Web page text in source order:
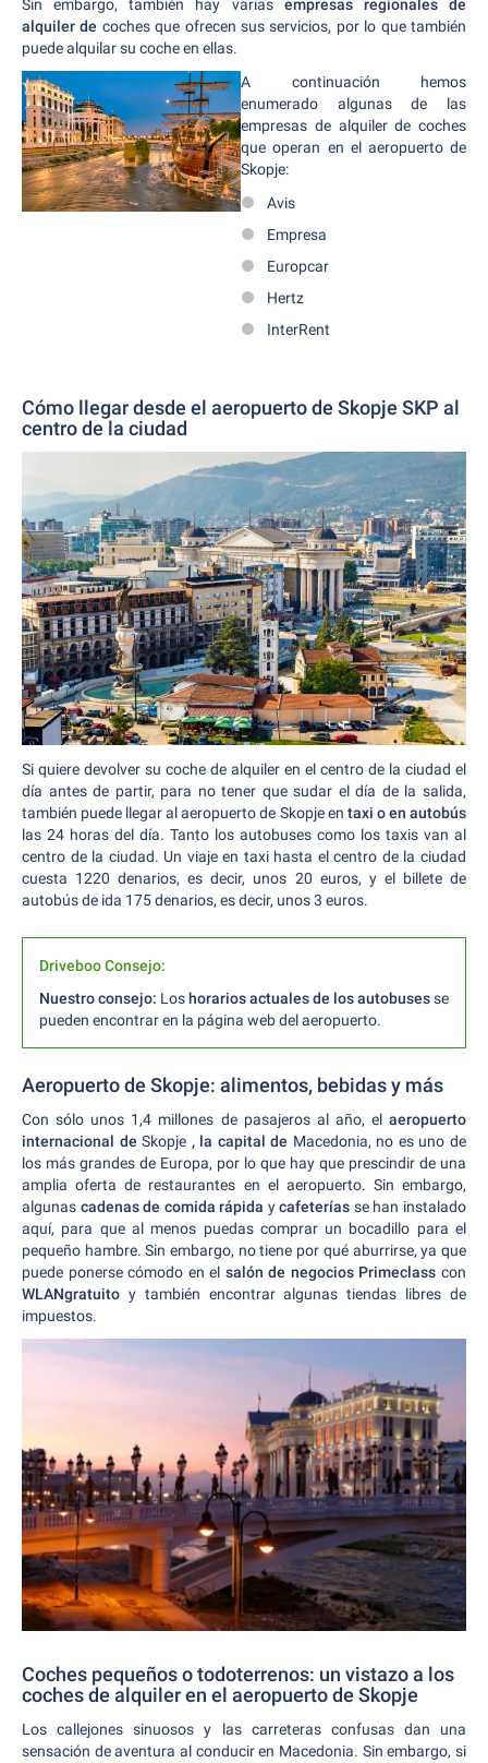
Sin embargo, también hay varias empresas regionales de
alquiler de coches que ofrecen sus servicios, por lo que también
puede alquilar su coche en ellas.
A continuación hemos
enumerado algunas de las
empresas de alquiler de coches
que operan en el aeropuerto de
Skopje:
Avis
Empresa
Europcar
Hertz
InterRent
Cómo llegar desde el aeropuerto de Skopje SKP al
centro de la ciudad
Si quiere devolver su coche de alquiler en el centro de la ciudad el
día antes de partir, para no tener que sudar el día de la salida,
también puede llegar al aeropuerto de Skopje en taxi o en autobús
las 24 horas del día. Tanto los autobuses como los taxis van al
centro de la ciudad. Un viaje en taxi hasta el centro de la ciudad
cuesta 1220 denarios, es decir, unos 20 euros, y el billete de
autobús de ida 175 denarios, es decir, unos 3 euros.
Driveboo Consejo:
Nuestro consejo: Los horarios actuales de los autobusesse
pueden encontrar en la página web del aeropuerto.
Aeropuerto de Skopje: alimentos, bebidas y más
Con sólo unos 1,4 millones de pasajeros al año, el aeropuerto
internacional de Skopje , la capital de Macedonia, no es uno de
los más grandes de Europa, por lo que hay que prescindir de una
amplia oferta de restaurantes en el aeropuerto. Sin embargo,
algunas cadenas de comida rápida ycafeterías se han instalado
aquí, para que al menos puedas comprar un bocadillo para el
pequeño hambre. Sin embargo, no tiene por qué aburrirse, ya que
puede ponerse cómodo en el salón de negocios Primeclass con
WLANgratuito y también encontrar algunas tiendas libres de
impuestos.
Coches pequeños o todoterrenos: un vistazo a los
coches de alquiler en el aeropuerto de Skopje
Los callejones sinuosos y las carreteras confusas dan una
sensación de aventura al conducir en Macedonia. Sin embargo, si